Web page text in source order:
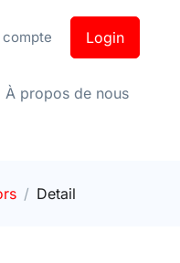
Login
À propos de nous
Detail